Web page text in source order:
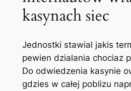
kasynach siec
Jednostki stawial jakis
pewien dzialania chociaz
Do odwiedzenia kasynie
gdzies w całej poblizu